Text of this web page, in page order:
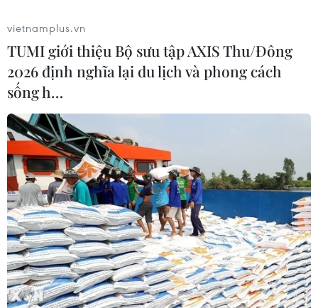
định được vị thế mới của mình.
Đội tuyển bóng chuyền nữ Việt Nam đánh
vietnamplus.vn
TUMI giới thiệu Bộ sưu tập AXIS Thu/Đông
2026 định nghĩa lại du lịch và phong cách
sống h…